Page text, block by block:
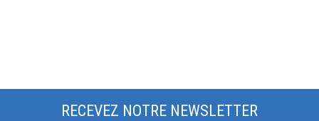
RECEVEZ NOTRE NEWSLETTER